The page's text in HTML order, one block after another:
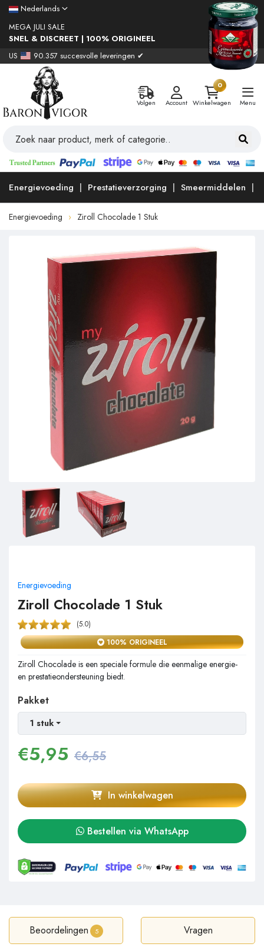
Nederlands
MEGA JULI SALE
SNEL & DISCREET | 100% ORIGINEEL
US
90.357 succesvolle leveringen ✔
Volgen Account
0
Winkelwagen
Menu
Energievoeding Prestatieverzorging Smeermiddelen
Energievoeding Ziroll Chocolade 1 Stuk
Energievoeding
Ziroll Chocolade 1 Stuk
(5.0)
100% ORIGINEEL
Ziroll Chocolade is een speciale formule die eenmalige energie-
en prestatieondersteuning biedt.
Pakket
1 stuk
€5,95 €6,55
In winkelwagen
Bestellen via WhatsApp
Beoordelingen 5 Vragen